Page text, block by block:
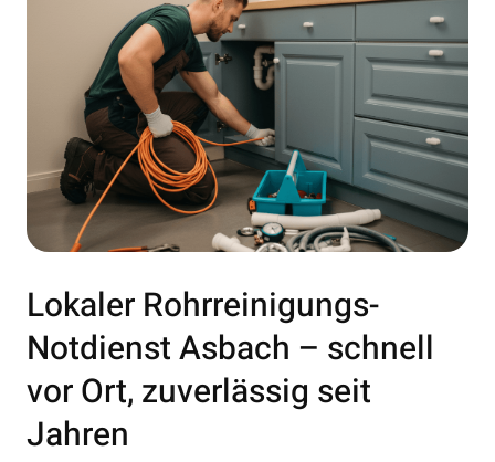
Lokaler Rohrreinigungs-
Notdienst Asbach – schnell
vor Ort, zuverlässig seit
Jahren